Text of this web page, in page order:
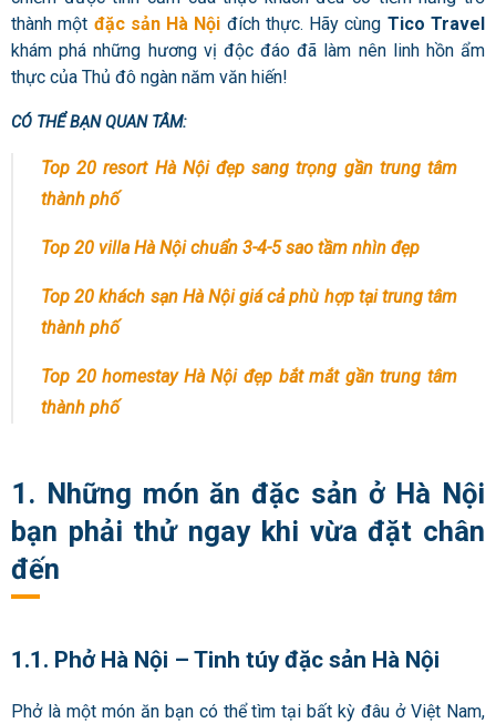
thành một đặc sản Hà Nội đích thực. Hãy cùng Tico Travel
khám phá những hương vị độc đáo đã làm nên linh hồn ẩm
thực của Thủ đô ngàn năm văn hiến!
CÓ THỂ BẠN QUAN TÂM:
Top 20 resort Hà Nội đẹp sang trọng gần trung tâm
thành phố
Top 20 villa Hà Nội chuẩn 3-4-5 sao tầm nhìn đẹp
Top 20 khách sạn Hà Nội giá cả phù hợp tại trung tâm
thành phố
Top 20 homestay Hà Nộiđẹp bắt mắt gần trung tâm
thành phố
1. Những món ăn đặc sản ở Hà Nội
bạn phải thử ngay khi vừa đặt chân
đến
1.1. Phở Hà Nội – Tinh túy đặc sản Hà Nội
Phở là một món ăn bạn có thể tìm tại bất kỳ đâu ở Việt Nam,